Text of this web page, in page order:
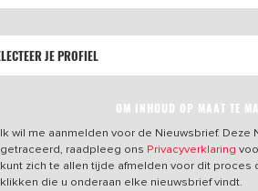
OM INHOUD OP MAAT TE
Ik wil me aanmelden voor de Nieuwsbrief. Deze
getraceerd, raadpleeg ons Privacyverklaring
kunt zich te allen tijde afmelden voor dit proces
klikken die u onderaan elke nieuwsbrief vindt.